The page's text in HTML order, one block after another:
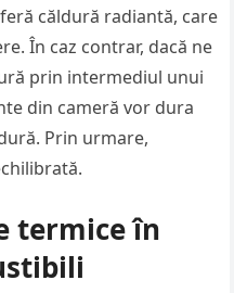
căldură radiantă, care
În caz contrar, dacă ne
prin intermediul unui
din cameră vor dura
Prin urmare,
termice în